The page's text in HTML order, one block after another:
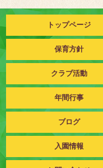
トップページ
保育方針
クラブ活動
年間行事
ブログ
入園情報